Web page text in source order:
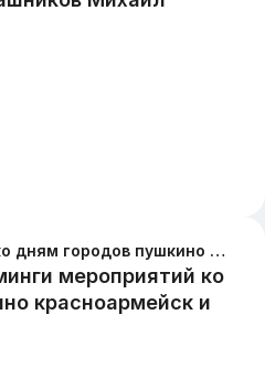
Тайминги мероприятий ко дням городов пушкино красноармейск и ивантеевка